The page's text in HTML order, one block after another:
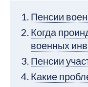
Пенсии
Когда
военных
Пенсии
Какие